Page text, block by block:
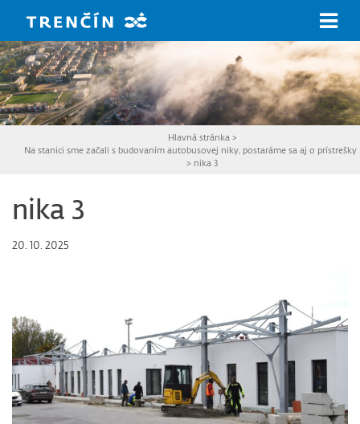
Hlavná stránka >
Na stanici sme začali s budovaním autobusovej niky, postaráme sa aj o prístrešky
> nika 3
nika 3
20. 10. 2025